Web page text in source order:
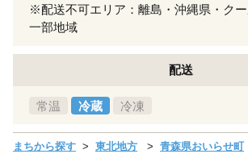
※配送不可エリア：離島・沖縄県・ク
一部地域
配送
常温 冷蔵 冷凍
まちから探す 東北地方
青森県おいらせ町